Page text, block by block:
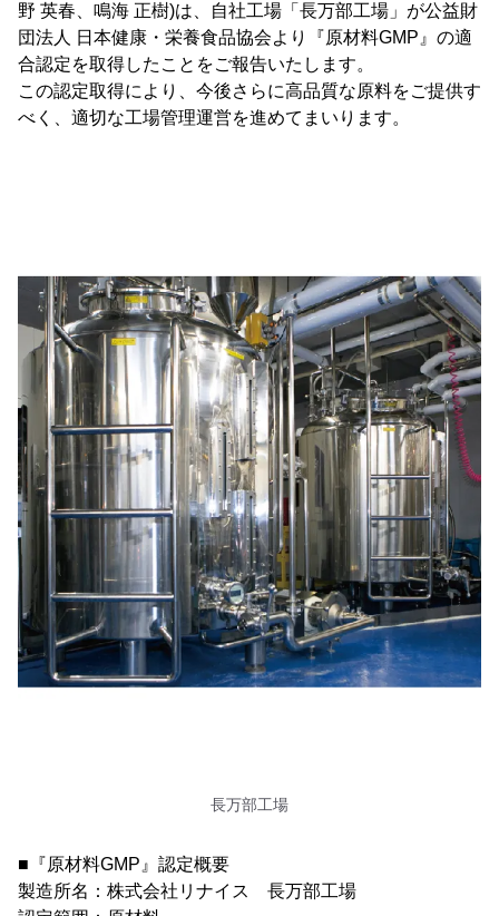
野 英春、鳴海 正樹)は、自社工場「長万部工場」が公益財
団法人 日本健康・栄養食品協会より『原材料GMP』の適
合認定を取得したことをご報告いたします。
この認定取得により、今後さらに高品質な原料をご提供す
べく、適切な工場管理運営を進めてまいります。
長万部工場
■『原材料GMP』認定概要
製造所名：株式会社リナイス 長万部工場